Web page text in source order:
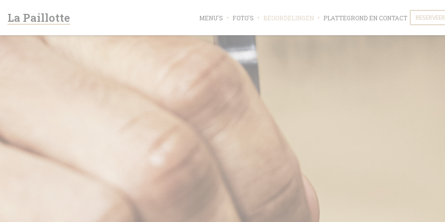
La Paillotte MENU'S FOTO'S BEOORDELINGEN PLATTEGROND EN CONTACT